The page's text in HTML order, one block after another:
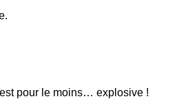
pour le moins… explosive !